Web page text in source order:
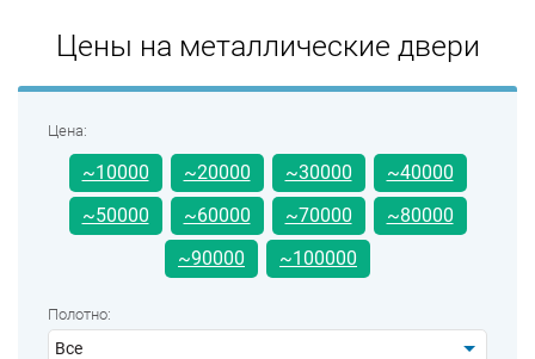
Цены на металлические двери
Цена:
~10000 ~20000 ~30000
~40000
~50000
~60000 ~70000
~80000
~90000
~100000
Полотно:
Все